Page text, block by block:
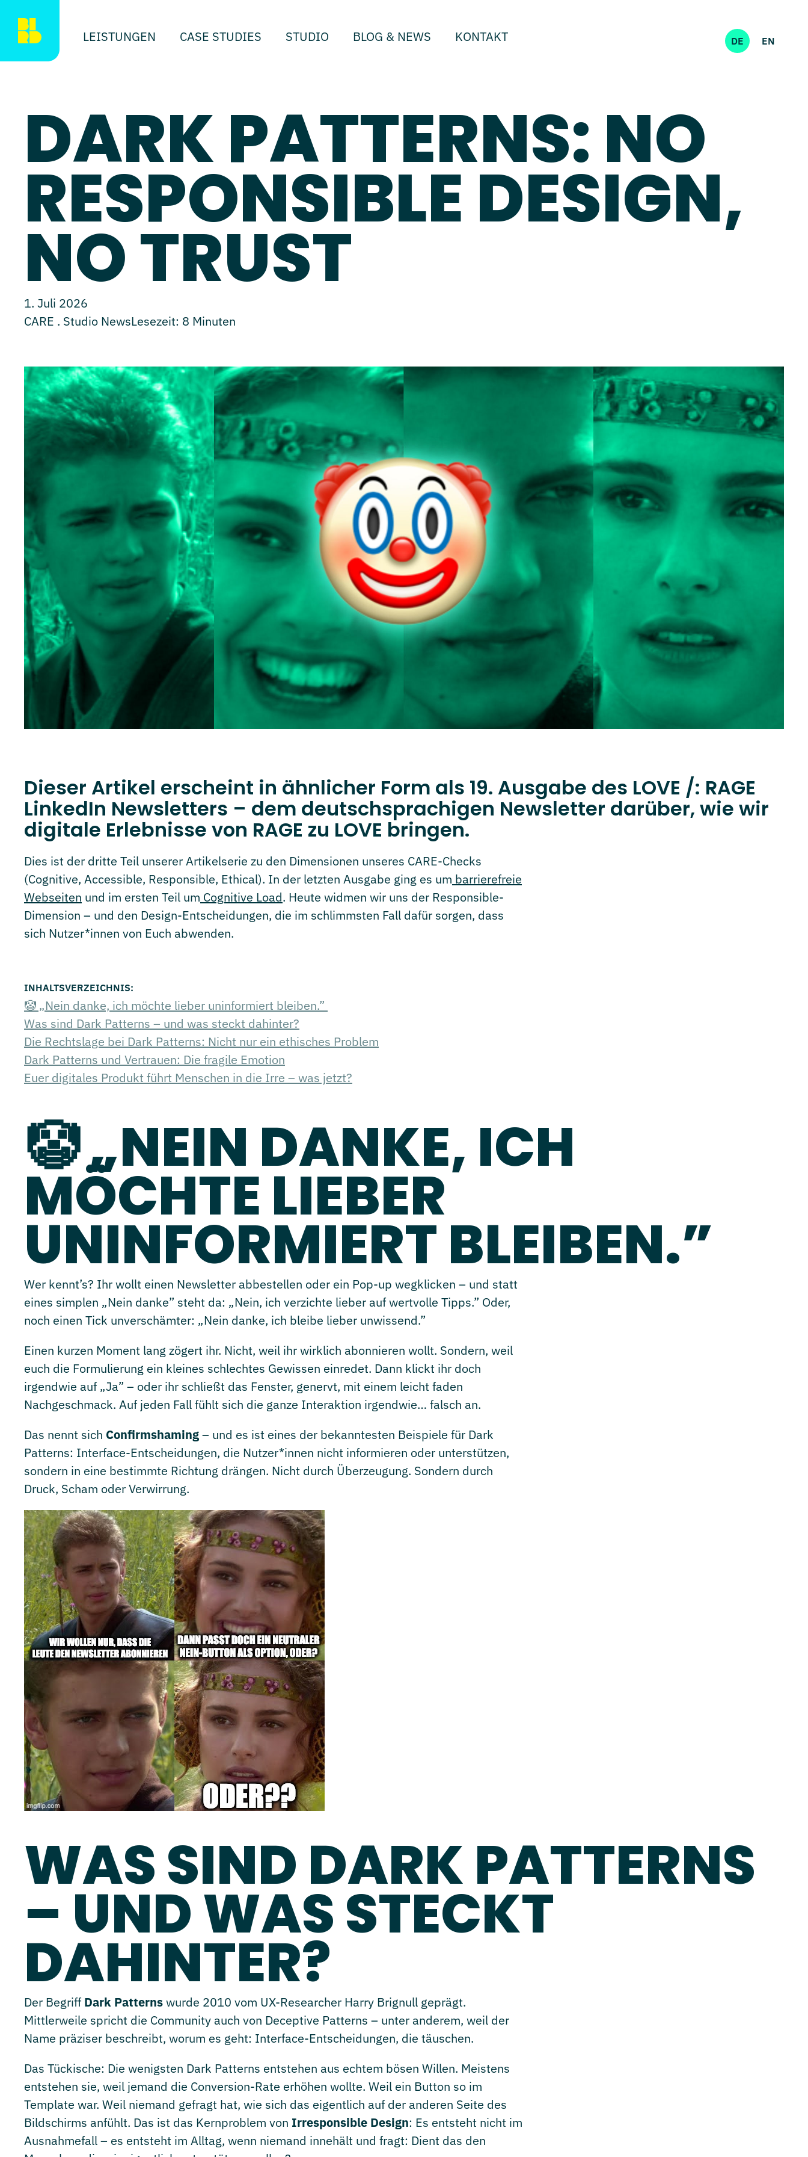
LEISTUNGEN CASE STUDIES STUDIO BLOG & NEWS KONTAKT DE EN
DARK PATTERNS: NO
RESPONSIBLE DESIGN,
NO TRUST
1. Juli 2026
CARE . Studio NewsLesezeit: 8 Minuten
Dieser Artikel erscheint in ähnlicher Form als 19. Ausgabe des LOVE /: RAGE
LinkedIn Newsletters – dem deutschsprachigen Newsletter darüber, wie wir
digitale Erlebnisse von RAGE zu LOVE bringen.
Dies ist der dritte Teil unserer Artikelserie zu den Dimensionen unseres CARE-Checks
(Cognitive, Accessible, Responsible, Ethical). In der letzten Ausgabe ging es um barrierefreie
Webseiten und im ersten Teil um Cognitive Load. Heute widmen wir uns der Responsible-
Dimension – und den Design-Entscheidungen, die im schlimmsten Fall dafür sorgen, dass
sich Nutzer*innen von Euch abwenden.
🤡 „Nein danke, ich möchte lieber uninformiert bleiben.”
Was sind Dark Patterns – und was steckt dahinter?
Die Rechtslage bei Dark Patterns: Nicht nur ein ethisches Problem
Dark Patterns und Vertrauen: Die fragile Emotion
Euer digitales Produkt führt Menschen in die Irre – was jetzt?
🤡 „NEIN DANKE, ICH
MÖCHTE LIEBER
UNINFORMIERT BLEIBEN.”
Wer kennt’s? Ihr wollt einen Newsletter abbestellen oder ein Pop-up wegklicken – und statt
eines simplen „Nein danke” steht da: „Nein, ich verzichte lieber auf wertvolle Tipps.” Oder,
noch einen Tick unverschämter: „Nein danke, ich bleibe lieber unwissend.”
Einen kurzen Moment lang zögert ihr. Nicht, weil ihr wirklich abonnieren wollt. Sondern, weil
euch die Formulierung ein kleines schlechtes Gewissen einredet. Dann klickt ihr doch
irgendwie auf „Ja” – oder ihr schließt das Fenster, genervt, mit einem leicht faden
Nachgeschmack. Auf jeden Fall fühlt sich die ganze Interaktion irgendwie… falsch an.
Das nennt sich Confirmshaming– und es ist eines der bekanntesten Beispiele für Dark
Patterns: Interface-Entscheidungen, die Nutzer*innen nicht informieren oder unterstützen,
sondern in eine bestimmte Richtung drängen. Nicht durch Überzeugung. Sondern durch
Druck, Scham oder Verwirrung.
WAS SIND DARK PATTERNS
– UND WAS STECKT
DAHINTER?
Der Begriff Dark Patternswurde 2010 vom UX-Researcher Harry Brignull geprägt.
Mittlerweile spricht die Community auch von Deceptive Patterns – unter anderem, weil der
Name präziser beschreibt, worum es geht: Interface-Entscheidungen, die täuschen.
Das Tückische: Die wenigsten Dark Patterns entstehen aus echtem bösen Willen. Meistens
entstehen sie, weil jemand die Conversion-Rate erhöhen wollte. Weil ein Button so im
Template war. Weil niemand gefragt hat, wie sich das eigentlich auf der anderen Seite des
Bildschirms anfühlt. Das ist das Kernproblem von Irresponsible Design: Es entsteht nicht im
Ausnahmefall – es entsteht im Alltag, wenn niemand innehält und fragt: Dient das den